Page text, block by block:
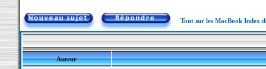
Tout sur les MacBook Index
Auteur